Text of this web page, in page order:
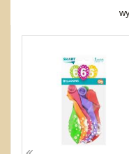
Pojazdy
Zakupy hurtowe
Koszty przesyłki
Regulamin
Mapa produktów